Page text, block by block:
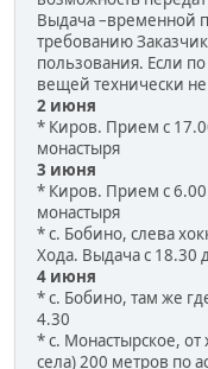
Выдача –временной
требованию
пользования. Если
вещей технически
2 июня
* Киров. Прием с
монастыря
3 июня
* Киров. Прием с
монастыря
* с. Бобино, слева
Хода. Выдача с 18.30
4 июня
* с. Бобино, там же
4.30
* с. Монастырское, от
села) 200 метров по